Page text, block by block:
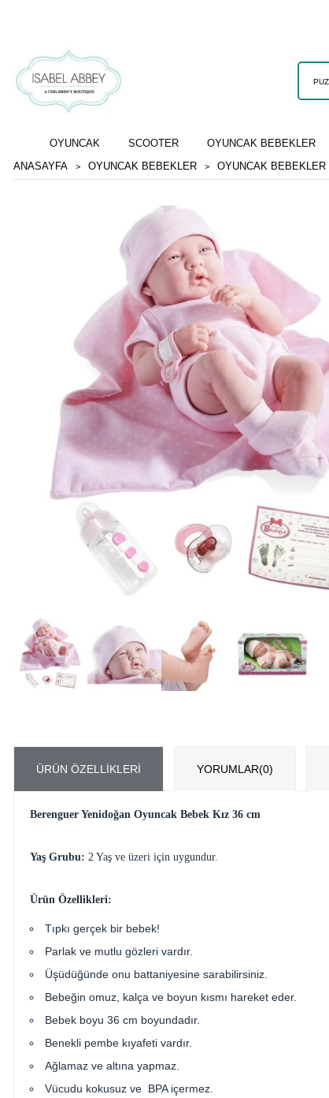
OYUNCAK SCOOTER OYUNCAK BEBEKLER
ANASAYFA
OYUNCAK BEBEKLER OYUNCAK BEBEKLER
ÜRÜN ÖZELLIKLERI YORUMLAR(0)
Berenguer Yenidoğan Oyuncak Bebek Kız 36 cm
Yaş Grubu: 2 Yaş ve üzeri için uygundur.
Ürün Özellikleri:
Tıpkı gerçek bir bebek!
Parlak ve mutlu gözleri vardır.
Üşüdüğünde onu battaniyesine sarabilirsiniz.
Bebeğin omuz, kalça ve boyun kısmı hareket eder.
Bebek boyu 36 cm boyundadır.
Benekli pembe kıyafeti vardır.
Ağlamaz ve altına yapmaz.
Vücudu kokusuz ve BPA içermez.